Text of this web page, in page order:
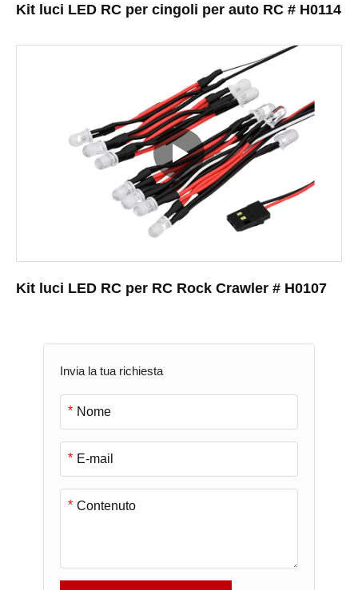
Invia la tua richiesta
*
*
*
Kit luci LED RC per cingoli per auto RC # H0114
Kit luci LED RC per RC Rock Crawler # H0107